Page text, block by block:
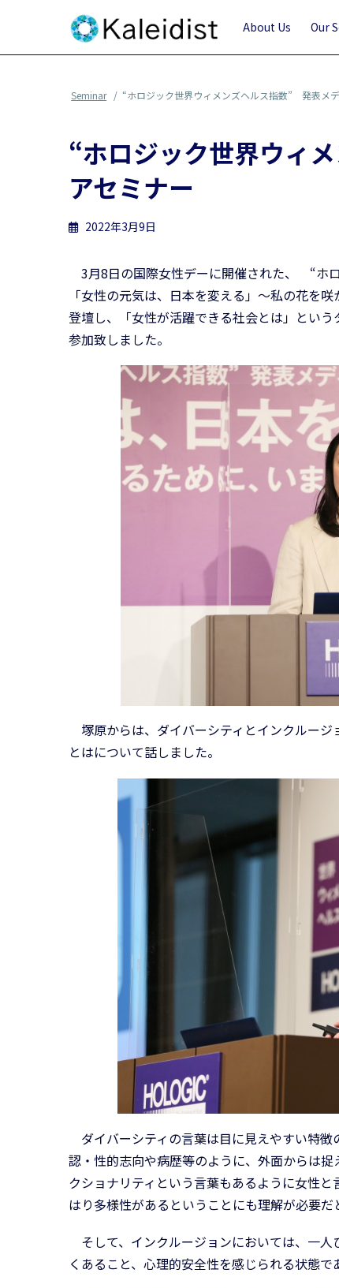
About Us Our
Seminar “ホロジック世界ウィメンズヘルス指数” 発表メ
“ホロジック世界ウィ
アセミナー
2022年3月9日
3月8日の国際女性デーに開催された、 “ホ
「女性の元気は、日本を変える」～私の花を
登壇し、「女性が活躍できる社会とは」とい
参加致しました。
塚原からは、ダイバーシティとインクルー
とはについて話しました。
ダイバーシティの言葉は目に見えやすい特
認・性的志向や病歴等のように、外面からは
クショナリティという言葉もあるように女性
はり多様性があるということにも理解が必要だ
そして、インクルージョンにおいては、一
くあること、心理的安全性を感じられる状態で